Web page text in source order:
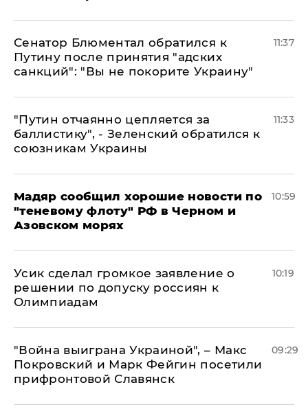
Сенатор Блюментал обратился к
Путину после принятия "адских
санкций": "Вы не покорите Украину"
11:37
"Путин отчаянно цепляется за
баллистику", - Зеленский обратился к
союзникам Украины
11:33
Мадяр сообщил хорошие новости по
"теневому флоту" РФ в Черном и
Азовском морях
10:59
Усик сделал громкое заявление о
решении по допуску россиян к
Олимпиадам
10:19
"Война выиграна Украиной", – Макс
Покровский и Марк Фейгин посетили
прифронтовой Славянск
09:29